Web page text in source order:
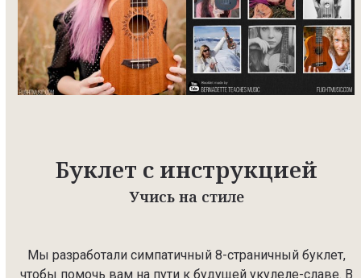
Буклет с инструкцией
Учись на стиле
Мы разработали симпатичный 8-страничный буклет,
чтобы помочь вам на пути к будущей укулеле-славе. В